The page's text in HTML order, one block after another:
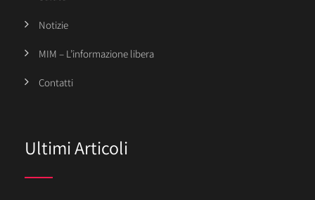
Notizie
MIM – L’informazione libera
Contatti
Ultimi Articoli